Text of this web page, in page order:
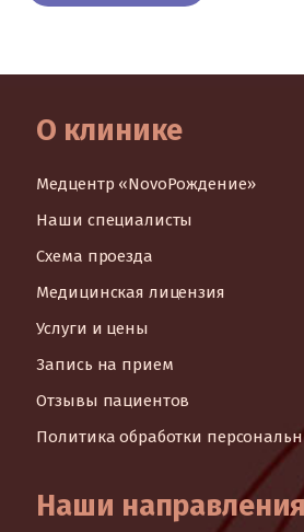
О клинике
Медцентр «NovoРождение»
Наши специалисты
Схема проезда
Медицинская лицензия
Услуги и цены
Запись на прием
Отзывы пациентов
Политика обработки
Наши